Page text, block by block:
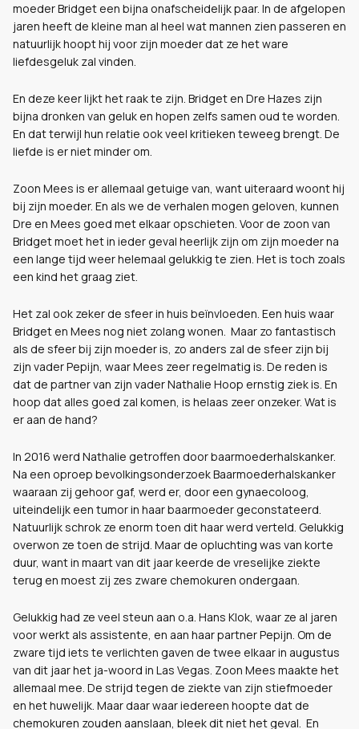
moeder Bridget een bijna onafscheidelijk paar. In de afgelopen
jaren heeft de kleine man al heel wat mannen zien passeren en
natuurlijk hoopt hij voor zijn moeder dat ze het ware
liefdesgeluk zal vinden.
En deze keer lijkt het raak te zijn. Bridget en Dre Hazes zijn
bijna dronken van geluk en hopen zelfs samen oud te worden.
En dat terwijl hun relatie ook veel kritieken teweeg brengt. De
liefde is er niet minder om.
Zoon Mees is er allemaal getuige van, want uiteraard woont hij
bij zijn moeder. En als we de verhalen mogen geloven, kunnen
Dre en Mees goed met elkaar opschieten. Voor de zoon van
Bridget moet het in ieder geval heerlijk zijn om zijn moeder na
een lange tijd weer helemaal gelukkig te zien. Het is toch zoals
een kind het graag ziet.
Het zal ook zeker de sfeer in huis beïnvloeden. Een huis waar
Bridget en Mees nog niet zolang wonen. Maar zo fantastisch
als de sfeer bij zijn moeder is, zo anders zal de sfeer zijn bij
zijn vader Pepijn, waar Mees zeer regelmatig is. De reden is
dat de partner van zijn vader Nathalie Hoop ernstig ziek is. En
hoop dat alles goed zal komen, is helaas zeer onzeker. Wat is
er aan de hand?
In 2016 werd Nathalie getroffen door baarmoederhalskanker.
Na een oproep bevolkingsonderzoek Baarmoederhalskanker
waaraan zij gehoor gaf, werd er, door een gynaecoloog,
uiteindelijk een tumor in haar baarmoeder geconstateerd.
Natuurlijk schrok ze enorm toen dit haar werd verteld. Gelukkig
overwon ze toen de strijd. Maar de opluchting was van korte
duur, want in maart van dit jaar keerde de vreselijke ziekte
terug en moest zij zes zware chemokuren ondergaan.
Gelukkig had ze veel steun aan o.a. Hans Klok, waar ze al jaren
voor werkt als assistente, en aan haar partner Pepijn. Om de
zware tijd iets te verlichten gaven de twee elkaar in augustus
van dit jaar het ja-woord in Las Vegas. Zoon Mees maakte het
allemaal mee. De strijd tegen de ziekte van zijn stiefmoeder
en het huwelijk. Maar daar waar iedereen hoopte dat de
chemokuren zouden aanslaan, bleek dit niet het geval. En